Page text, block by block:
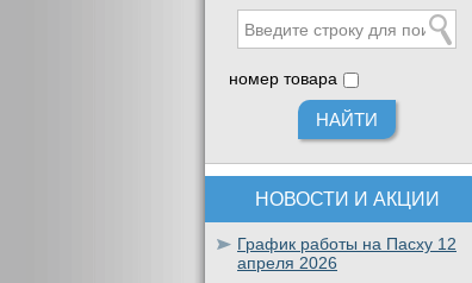
номер товара
НОВОСТИ И АКЦИИ
График работы на Пасху 12
апреля 2026